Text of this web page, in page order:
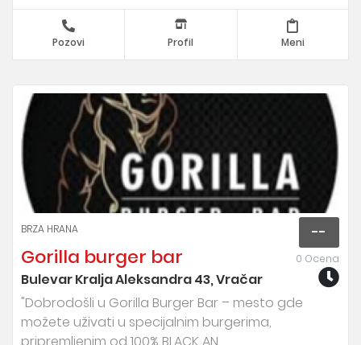
Pozovi Profil Meni
--
0 Ocena
BRZA HRANA
Gorilla burger bar
Bulevar Kralja Aleksandra 43, Vračar
"Dobrodošli u Gorilla Burger Bar – mesto gde
možete uživati u specijalnim burgerima,
pripremljenim od 100% BLACK AN ...